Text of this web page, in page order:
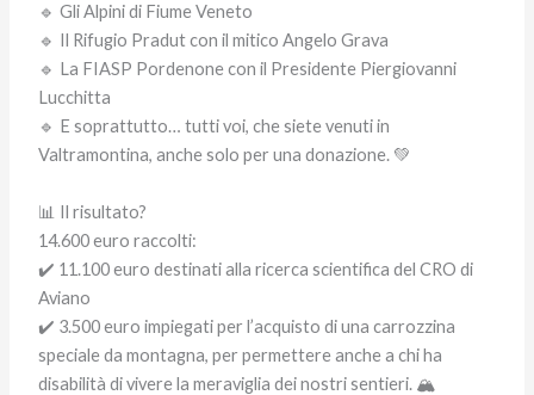
🔹 Gli Alpini di Fiume Veneto
🔹 Il Rifugio Pradut con il mitico Angelo Grava
🔹 La FIASP Pordenone con il Presidente Piergiovanni
Lucchitta
🔹 E soprattutto… tutti voi, che siete venuti in
Valtramontina, anche solo per una donazione. 💚
📊 Il risultato?
14.600 euro raccolti:
✔️ 11.100 euro destinati alla ricerca scientifica del CRO di
Aviano
✔️ 3.500 euro impiegati per l’acquisto di una carrozzina
speciale da montagna, per permettere anche a chi ha
disabilità di vivere la meraviglia dei nostri sentieri. 🏔️